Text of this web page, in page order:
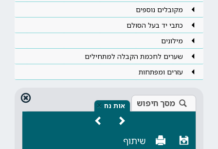
מקובלים נוספים
כתבי יד בעל הסולם
מילונים
שערים לחכמת הקבלה למתחילים
עזרים ומפתחות
מסך חיפוש אות נח ×
שיתוף